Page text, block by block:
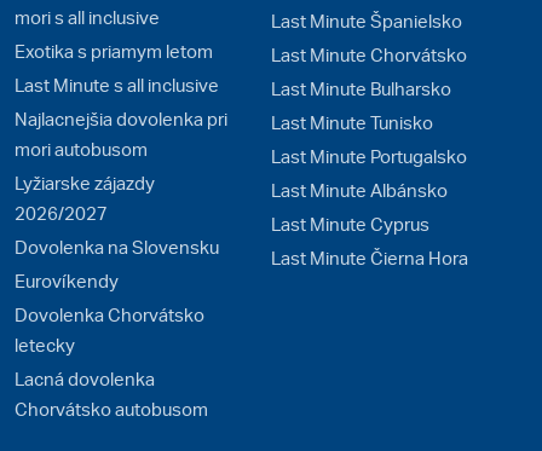
mori s all inclusive
Exotika s priamym letom
Last Minute s all inclusive
Najlacnejšia dovolenka pri
mori autobusom
Lyžiarske zájazdy
2026/2027
Dovolenka na Slovensku
Eurovíkendy
Dovolenka Chorvátsko
letecky
Lacná dovolenka
Chorvátsko autobusom
Last Minute Španielsko
Last Minute Chorvátsko
Last Minute Bulharsko
Last Minute Tunisko
Last Minute Portugalsko
Last Minute Albánsko
Last Minute Cyprus
Last Minute Čierna Hora